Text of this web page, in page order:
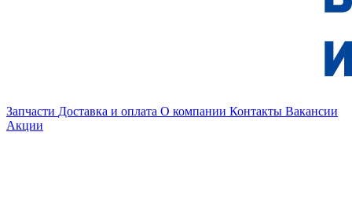
Запчасти Доставка и оплата О компании Контакты Вакансии
Акции